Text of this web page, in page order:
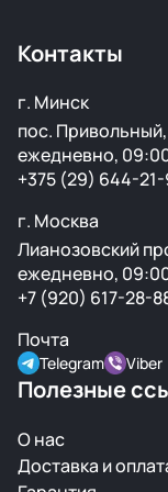
Контакты
г. Минск
пос.
ежедневно,
+375 (29) 644-
г. Москва
Лианозовский
ежедневно,
+7 (920) 617-28-
Почта
Telegram Viber
Полезные
О нас
Доставка и